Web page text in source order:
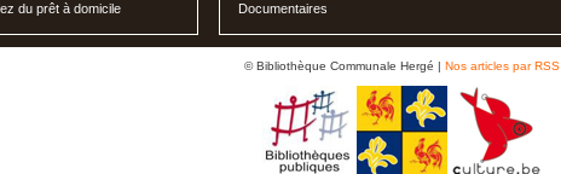
du prêt à domicile
Documentaires
© Bibliothèque Communale Hergé | Nos articles par RSS